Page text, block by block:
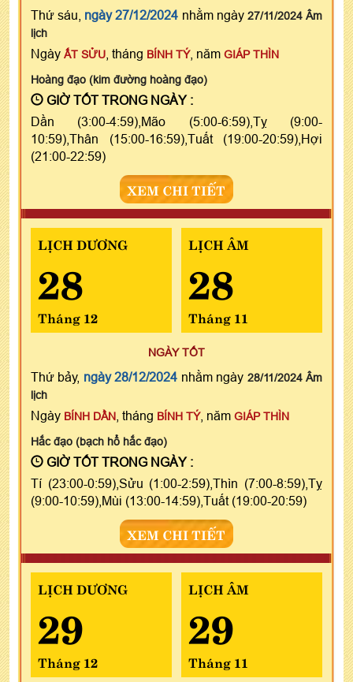
Thứ sáu, ngày 27/12/2024 nhằm ngày 27/11/2024 Âm
lịch
Ngày ẤT SỬU , tháng BÍNH TÝ, năm GIÁP THÌN
Hoàng đạo (kim đường hoàng đạo)
GIỜ TỐT TRONG NGÀY :
Dần (3:00-4:59),Mão (5:00-6:59),Tỵ (9:00-
10:59),Thân (15:00-16:59),Tuất (19:00-20:59),Hợi
(21:00-22:59)
XEM CHI TIẾT
LỊCH DƯƠNG
28
Tháng 12
LỊCH ÂM
28
Tháng 11
NGÀY TỐT
Thứ bảy, ngày 28/12/2024 nhằm ngày 28/11/2024 Âm
lịch
Ngày BÍNH DẦN , tháng BÍNH TÝ, năm GIÁP THÌN
Hắc đạo (bạch hổ hắc đạo)
GIỜ TỐT TRONG NGÀY :
Tí (23:00-0:59),Sửu (1:00-2:59),Thìn (7:00-8:59),Tỵ
(9:00-10:59),Mùi (13:00-14:59),Tuất (19:00-20:59)
XEM CHI TIẾT
LỊCH DƯƠNG
29
Tháng 12
LỊCH ÂM
29
Tháng 11